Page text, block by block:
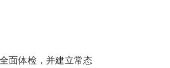
面体检，并建立常态